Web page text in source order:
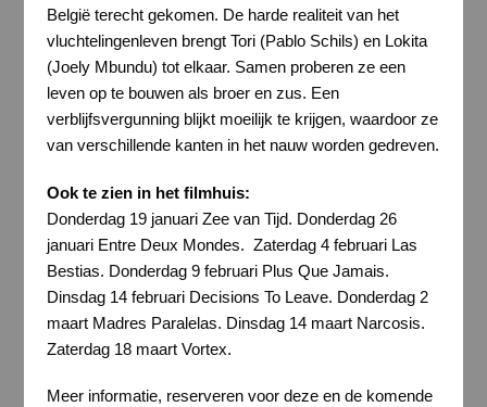
België terecht gekomen. De harde realiteit van het
vluchtelingenleven brengt Tori (Pablo Schils) en Lokita
(Joely Mbundu) tot elkaar. Samen proberen ze een
leven op te bouwen als broer en zus. Een
verblijfsvergunning blijkt moeilijk te krijgen, waardoor ze
van verschillende kanten in het nauw worden gedreven.
Ook te zien in het filmhuis:
Donderdag 19 januari Zee van Tijd. Donderdag 26
januari Entre Deux Mondes. Zaterdag 4 februari Las
Bestias. Donderdag 9 februari Plus Que Jamais.
Dinsdag 14 februari Decisions To Leave. Donderdag 2
maart Madres Paralelas. Dinsdag 14 maart Narcosis.
Zaterdag 18 maart Vortex.
Meer informatie, reserveren voor deze en de komende